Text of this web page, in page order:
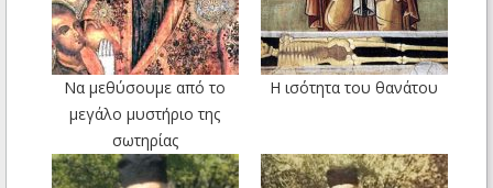
Να μεθύσουμε από το
μεγάλο μυστήριο της
σωτηρίας
Η ισότητα του θανάτου